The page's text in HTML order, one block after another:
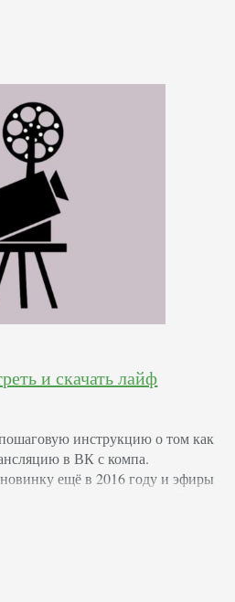
Бан также доступен для
закрыть доступ к своему
ли, когда…
и скачать лайф
инструкцию о том как
в ВК с компа.
ещё в 2016 году и эфиры
того, чтобы и вы начали
Вовлечение максимального